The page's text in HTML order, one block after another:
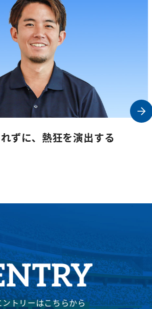
ずに、 熱狂を演出する
ントリーはこちらから